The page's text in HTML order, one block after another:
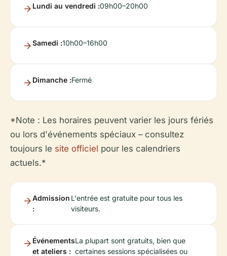
Lundi au vendredi :09h00–20h00
Samedi :10h00–16h00
Dimanche :Fermé
*Note : Les horaires peuvent varier les jours fériés
ou lors d'événements spéciaux – consultez
toujours le site officiel pour les calendriers
actuels.*
Admission
:
L'entrée est gratuite pour tous les
visiteurs.
Événements
et ateliers :
La plupart sont gratuits, bien que
certaines sessions spécialisées ou